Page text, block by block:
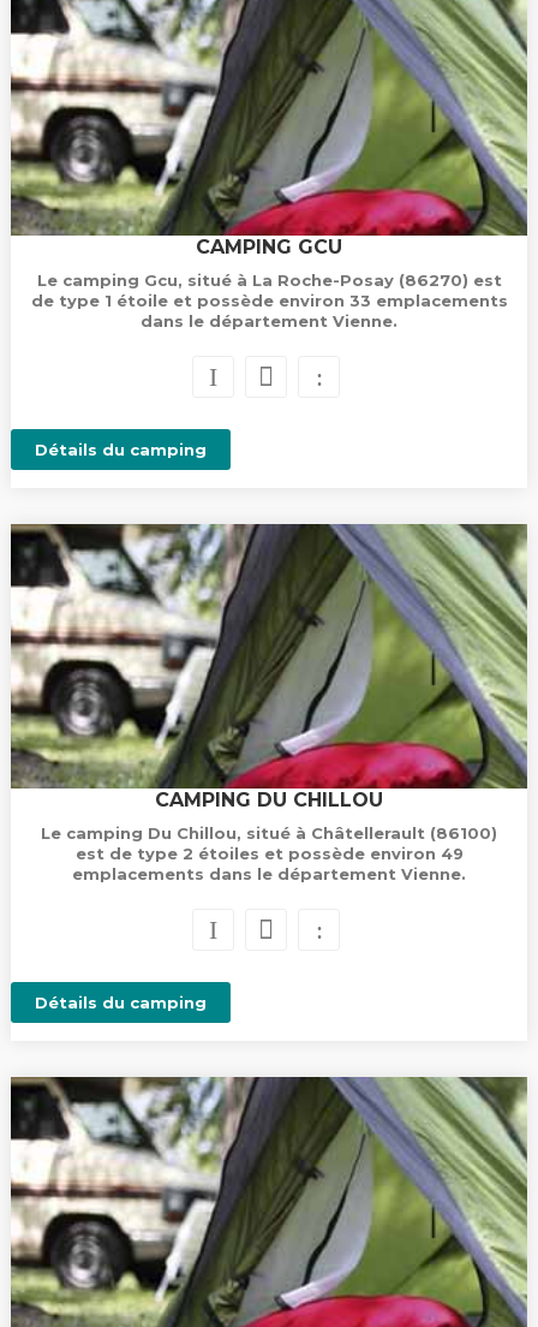
CAMPING GCU
Le camping Gcu, situé à La Roche-Posay (86270) est
de type 1 étoile et possède environ 33 emplacements
dans le département Vienne.
Détails du camping
CAMPING DU CHILLOU
Le camping Du Chillou, situé à Châtellerault (86100)
est de type 2 étoiles et possède environ 49
emplacements dans le département Vienne.
Détails du camping